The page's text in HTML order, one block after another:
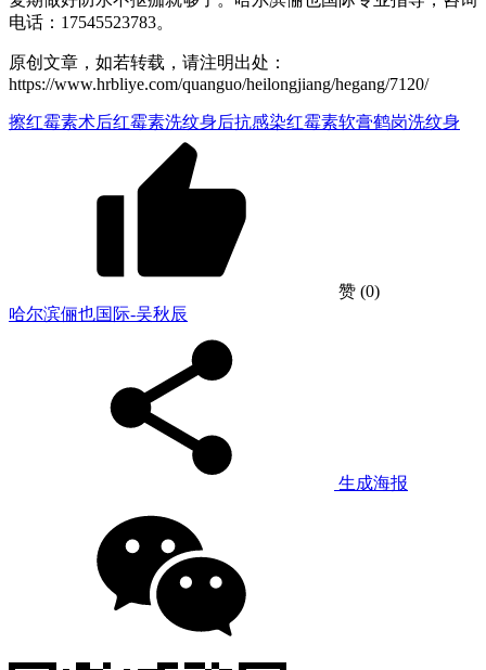
电话：17545523783。
原创文章，如若转载，请注明出处：
https://www.hrbliye.com/quanguo/heilongjiang/hegang/7120/
擦红霉素术后红霉素洗纹身后抗感染红霉素软膏鹤岗洗纹身
赞 (0)
哈尔滨俪也国际-吴秋辰
生成海报